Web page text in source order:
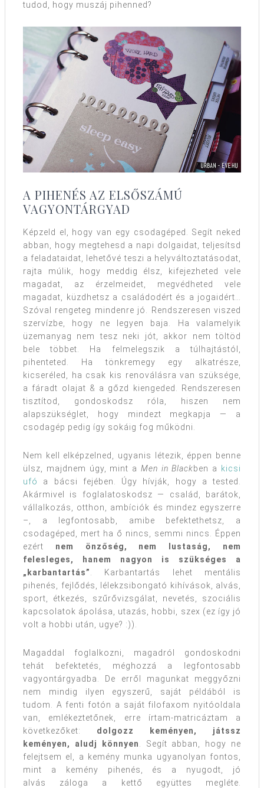
tudod, hogy muszáj pihenned?
A PIHENÉS AZ ELSŐSZÁMÚ
VAGYONTÁRGYAD
Képzeld el, hogy van egy csodagéped. Segít neked
abban, hogy megtehesd a napi dolgaidat, teljesítsd
a feladataidat, lehetővé teszi a helyváltoztatásodat,
rajta múlik, hogy meddig élsz, kifejezheted vele
magadat, az érzelmeidet, megvédheted vele
magadat, küzdhetsz a családodért és a jogaidért…
Szóval rengeteg mindenre jó. Rendszeresen viszed
szervízbe, hogy ne legyen baja. Ha valamelyik
üzemanyag nem tesz neki jót, akkor nem töltöd
bele többet. Ha felmelegszik a túlhajtástól,
pihenteted. Ha tönkremegy egy alkatrésze,
kicseréled, ha csak kis renoválásra van szüksége,
a fáradt olajat & a gőzd kiengeded. Rendszeresen
tisztítod, gondoskodsz róla, hiszen nem
alapszükséglet, hogy mindezt megkapja — a
csodagép pedig így sokáig fog működni.
Nem kell elképzelned, ugyanis létezik, éppen benne
ülsz, majdnem úgy, mint a Men in Blackben a
kicsi
ufó
a bácsi fejében. Úgy hívják, hogy a tested.
Akármivel is foglalatoskodsz — család, barátok,
vállalkozás, otthon, ambíciók és mindez egyszerre
–, a legfontosabb, amibe befektethetsz, a
csodagéped, mert ha ő nincs, semmi nincs. Éppen
ezért nem önzőség, nem lustaság, nem
felesleges, hanem nagyon is szükséges a
„karbantartás”
. Karbantartás lehet mentális
pihenés, fejlődés, lélekzsibongató kihívások, alvás,
sport, étkezés, szűrővizsgálat, nevetés, szociális
kapcsolatok ápolása, utazás, hobbi, szex (ez így jó
volt a hobbi után, ugye? :)).
Magaddal foglalkozni, magadról gondoskodni
tehát befektetés, méghozzá a legfontosabb
vagyontárgyadba. De erről magunkat meggyőzni
nem mindig ilyen egyszerű, saját példából is
tudom. A fenti fotón a saját filofaxom nyitóoldala
van, emlékeztetőnek, erre írtam-matricáztam a
következőket: dolgozz keményen, játssz
keményen, aludj könnyen
. Segít abban, hogy ne
felejtsem el, a kemény munka ugyanolyan fontos,
mint a kemény pihenés, és a nyugodt, jó
alvás záloga a kettő együttes megléte.